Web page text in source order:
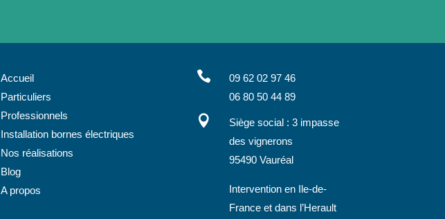
Accueil
Particuliers
Professionnels
Installation bornes électriques
Nos réalisations
Blog
A propos

09 62 02 97 46
06 80 50 44 89

Siège social : 3 impasse
des vignerons
95490 Vauréal
Intervention en Ile-de-
France et dans l’Herault